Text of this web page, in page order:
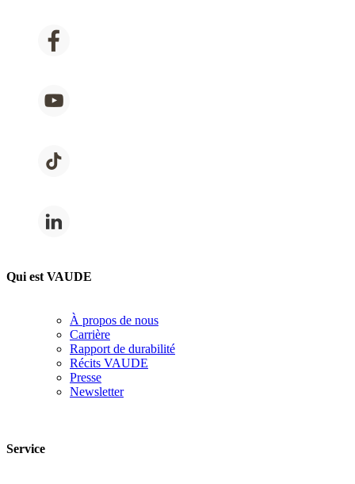
Qui est VAUDE
À propos de nous
Carrière
Rapport de durabilité
Récits VAUDE
Presse
Newsletter
Service